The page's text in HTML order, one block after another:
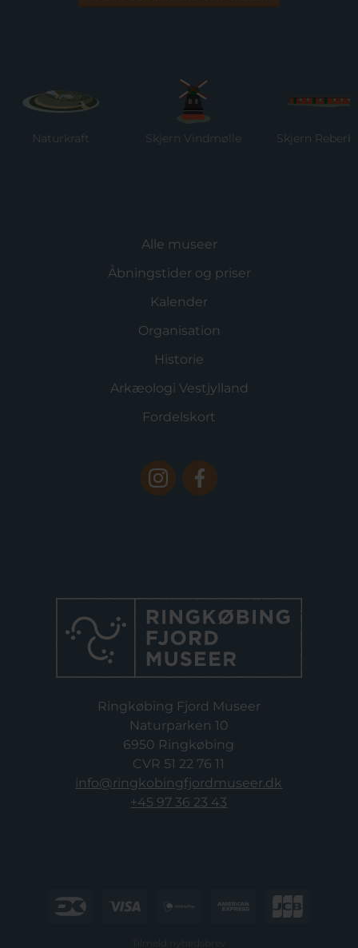
Naturkraft Skjern Vindmølle Skjern
Alle museer
Åbningstider og priser
Kalender
Organisation
Historie
Arkæologi Vestjylland
Fordelskort
Ringkøbing Fjord Museer
Naturparken 10
6950 Ringkøbing
CVR 51 22 76 11
info@ringkobingfjordmuseer.dk
+45 97 36 23 43